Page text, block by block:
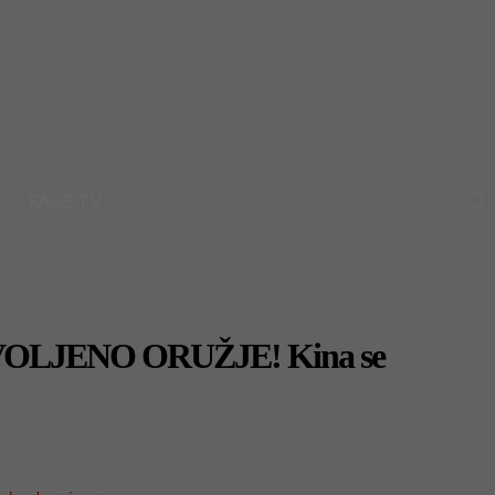
ORUŽJE! Kina se